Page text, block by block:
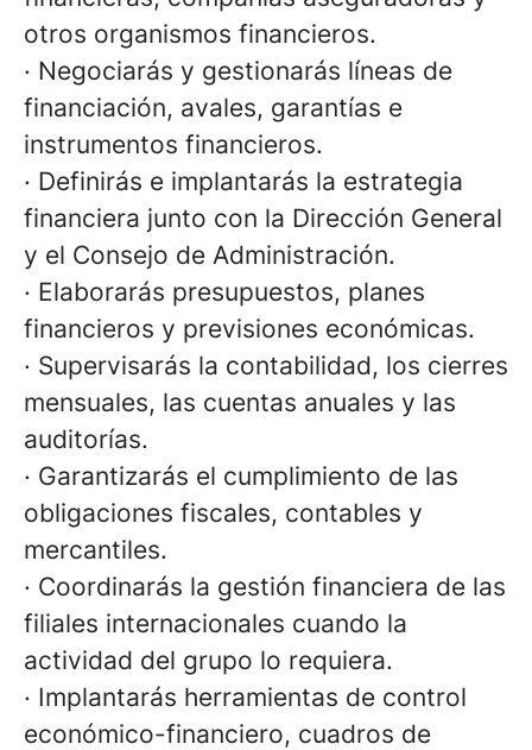
otros organismos financieros.
· Negociarás y gestionarás líneas de
financiación, avales, garantías e
instrumentos financieros.
· Definirás e implantarás la estrategia
financiera junto con la Dirección General
y el Consejo de Administración.
· Elaborarás presupuestos, planes
financieros y previsiones económicas.
· Supervisarás la contabilidad, los cierres
mensuales, las cuentas anuales y las
auditorías.
· Garantizarás el cumplimiento de las
obligaciones fiscales, contables y
mercantiles.
· Coordinarás la gestión financiera de las
filiales internacionales cuando la
actividad del grupo lo requiera.
· Implantarás herramientas de control
económico-financiero, cuadros de